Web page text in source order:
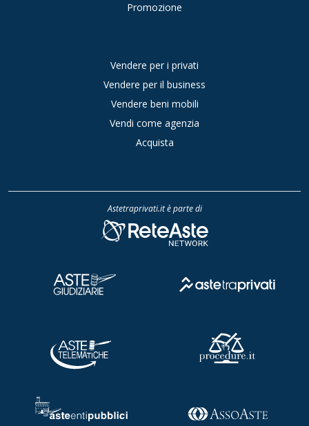
Promozione
Vendere per i privati
Vendere per il business
Vendere beni mobili
Vendi come agenzia
Acquista
Astetraprivati.it è parte di